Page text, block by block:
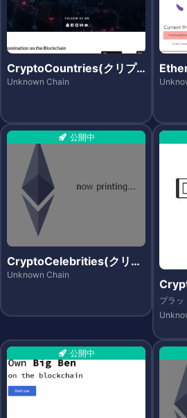
CryptoCountries(クリプ
トカントリーズ)
Unknown Chain
ズ)
公開中
CryptoCelebrities(クリプ
トセレブリティーズ)
Unknown Chain
オー
プラッ
公開中